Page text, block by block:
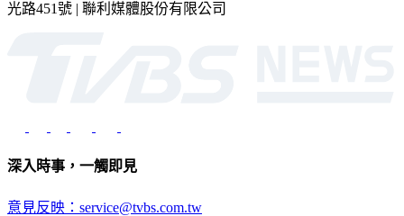
光路451號 | 聯利媒體股份有限公司
深入時事，一觸即見
意見反映：service@tvbs.com.tw